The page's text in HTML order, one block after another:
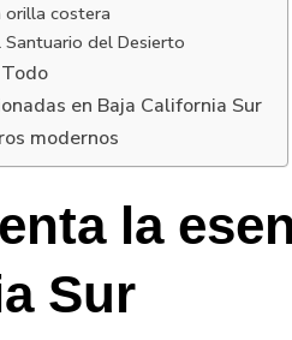
orilla costera
Santuario del Desierto
en Baja California Sur
modernos
la
Sur